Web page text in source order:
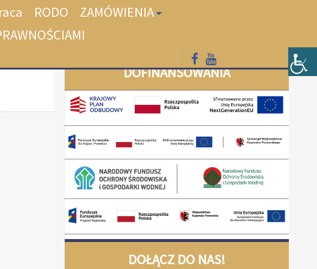
RODO
ZAMÓWIENIA
DOFINANSOWANIA
DOŁĄCZ DO NAS!